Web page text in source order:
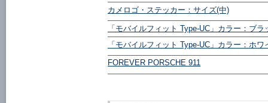
カメロゴ・ステッカー：サイズ(中)
「モバイルフィット Type-UC」カラー：ブラ
「モバイルフィット Type-UC」カラー：ホワ
FOREVER PORSCHE 911